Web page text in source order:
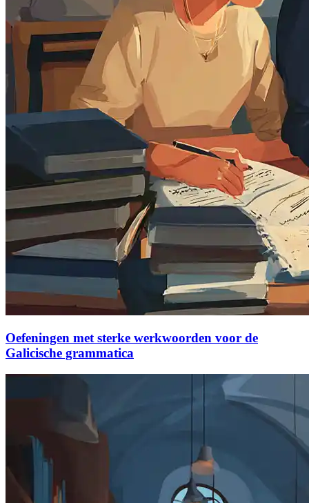
Oefeningen met sterke werkwoorden voor de
Galicische grammatica